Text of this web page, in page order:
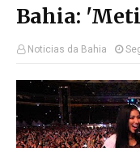
Bahia:
Noticias da Bahia